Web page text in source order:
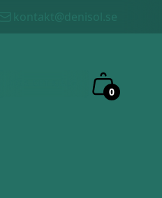
kontakt@denisol.se
0